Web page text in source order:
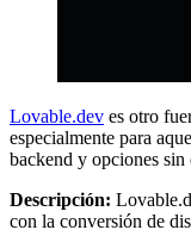
Lovable.dev es otro
especialmente para
backend y opciones sin
Descripción:
con la conversión de